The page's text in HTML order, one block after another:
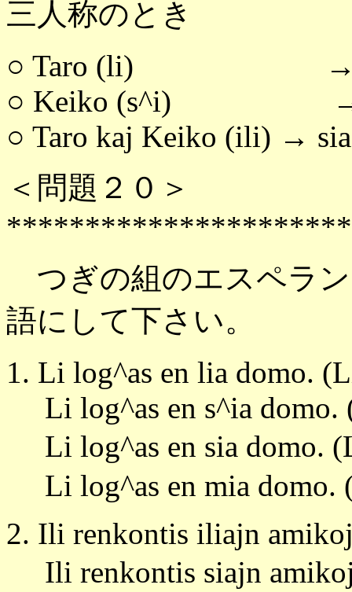
三人称のとき
○ Taro (li) → sia,
○ Keiko (s^i) → sia,
○ Taro kaj Keiko (ili) →
＜問題２０＞
つぎの組のエスペラ
語にして下さい。
1. Li log^as en lia domo.
Li log^as en s^ia domo.
Li log^as en sia domo.
Li log^as en mia domo.
2. Ili renkontis iliajn
Ili renkontis siajn